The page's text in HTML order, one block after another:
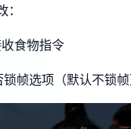
食物指令
帧选项（默认不锁帧